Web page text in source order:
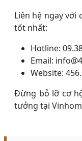
Liên hệ ngay
tốt nhất:
Hotline:
Email:
Website:
Đừng bỏ lỡ cơ
tưởng tại